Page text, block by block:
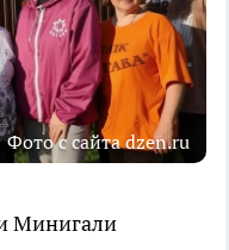
Фото с сайта dzen.ru
Минигали